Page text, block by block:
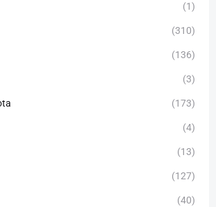
(1)
(310)
(136)
(3)
(173)
(4)
(13)
(127)
(40)